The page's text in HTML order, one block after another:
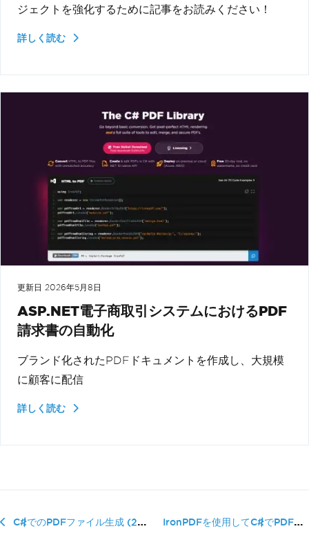
ジェクトを強化するために記事をお読みください！
詳しく読む
更新日 2026年5月8日
ASP.NET電子商取引システムにおけるPDF
請求書の自動化
ブランド化されたPDFドキュメントを作成し、大規模
に顧客に配信
詳しく読む
C#でのPDFファイル生成 (2026年ガイド) IronPDFを使用してC#でPDFを�...